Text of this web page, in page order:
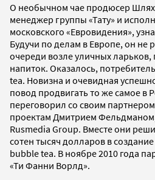
О необычном чае продюсер
менеджер группы «Тату» и
московского «Евровидения»,
Будучи по делам в Европе, он не
очереди возле уличных
напиток. Оказалось,
tea. Новизна и очевидная
повод продвигать то же самое в
переговорил со своим
проектам Дмитрием
Rusmedia Group. Вместе они
сотен тысяч долларов в
bubble tea. В ноябре 2010 года
«Ти Фанни Ворлд».